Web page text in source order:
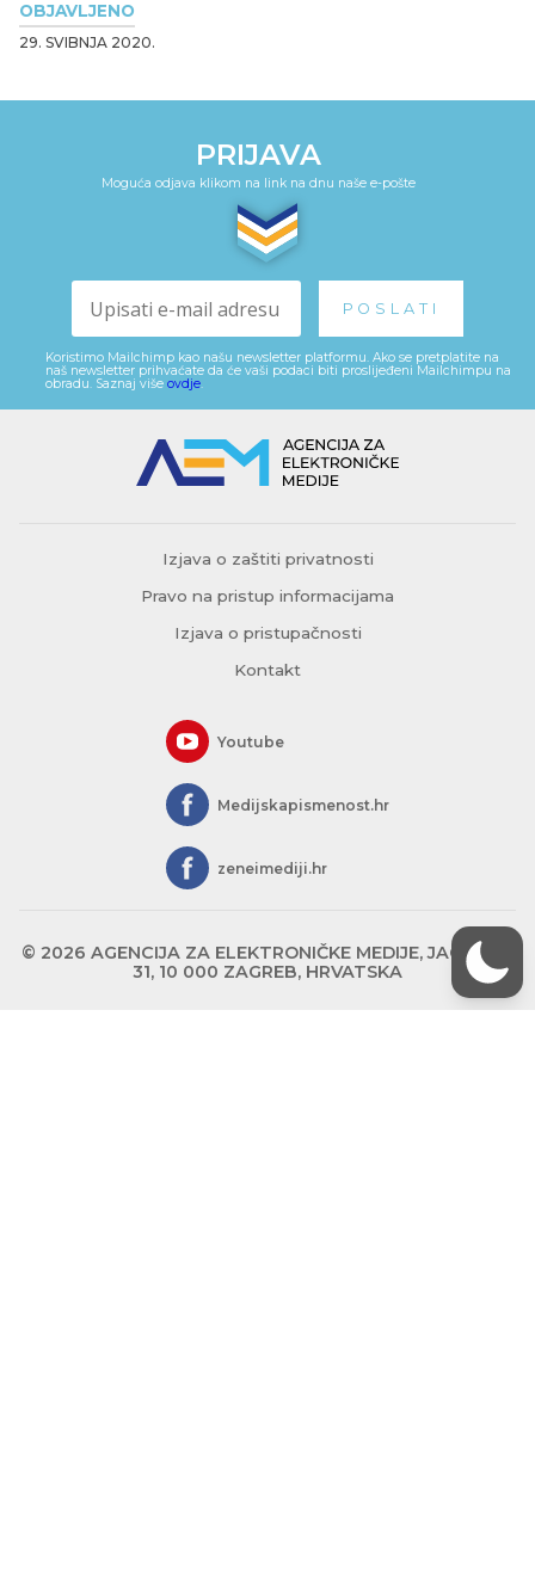
OBJAVLJENO
29. SVIBNJA 2020.
PRIJAVA
Moguća odjava klikom na link na dnu naše e-pošte
Koristimo Mailchimp kao našu newsletter platformu. Ako se pretplatite na
naš newsletter prihvaćate da će vaši podaci biti proslijeđeni Mailchimpu na
obradu. Saznaj više ovdje.
Izjava o zaštiti privatnosti
Pravo na pristup informacijama
Izjava o pristupačnosti
Kontakt
Youtube
Medijskapismenost.hr
zeneimediji.hr
© 2026 AGENCIJA ZA ELEKTRONIČKE MEDIJE, JAGIĆEVA
31, 10 000 ZAGREB, HRVATSKA